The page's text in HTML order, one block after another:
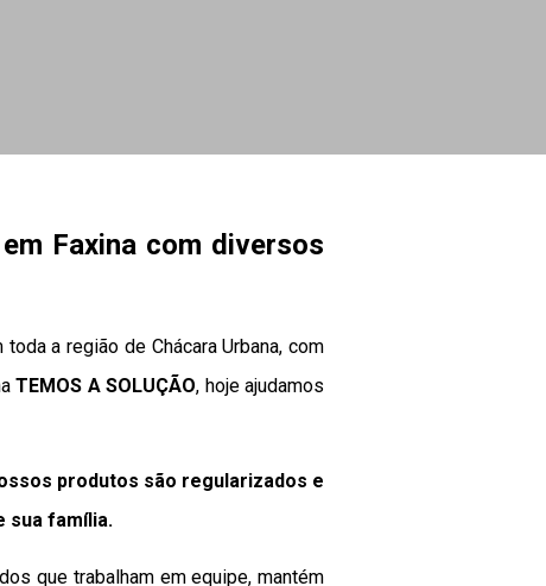
Faxina com diversos
a região de Chácara Urbana, com
TEMOS A SOLUÇÃO, hoje ajudamos
produtos são regularizados e
sua família.
que trabalham em equipe, mantém